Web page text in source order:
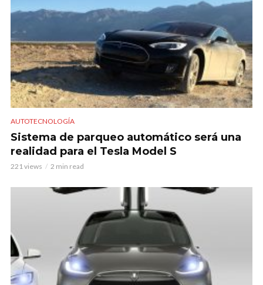
AUTOTECNOLOGÍA
Sistema de parqueo automático será una
realidad para el Tesla Model S
221 views 2 min read